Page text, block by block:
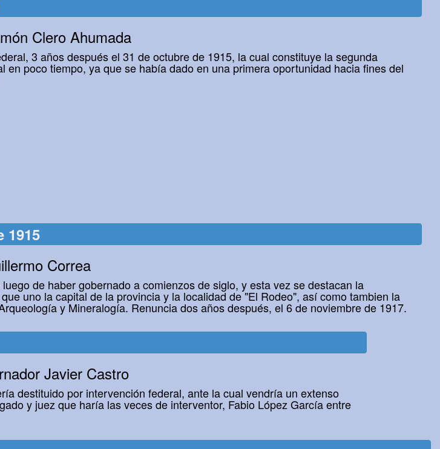
Clero Ahumada
3 años después el 31 de octubre de 1915, la cual constituye la segunda
en poco tiempo, ya que se había dado en una primera oportunidad hacia fines del
1915
Correa
de haber gobernado a comienzos de siglo, y esta vez se destacan la
uno la capital de la provincia y la localidad de "El Rodeo", así como tambien la
y Mineralogía. Renuncia dos años después, el 6 de noviembre de 1917.
Javier Castro
destituido por intervención federal, ante la cual vendría un extenso
y juez que haría las veces de interventor, Fabio López García entre